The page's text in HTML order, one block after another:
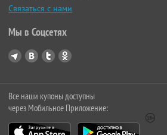
Связаться с нами
Мы в Соцсетях
Все наши купоны доступны
через Мобильное Приложение: